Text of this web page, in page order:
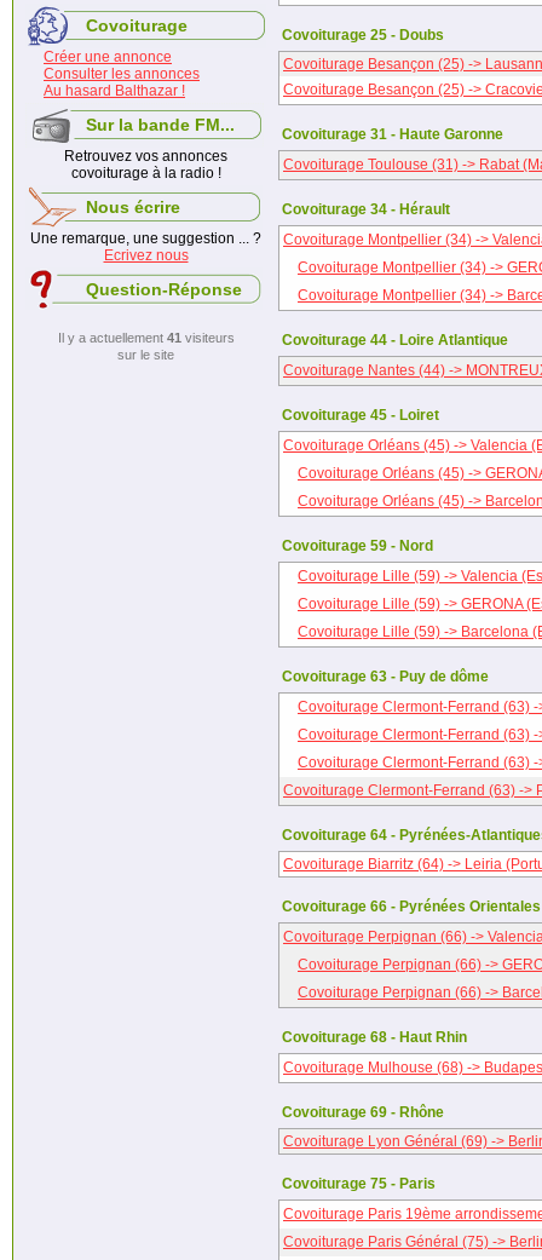
Covoiturage
Créer une annonce
Consulter les annonces
Au hasard Balthazar !
Sur la bande FM...
Retrouvez vos annonces
covoiturage à la radio !
Nous écrire
Une remarque, une suggestion ... ?
Ecrivez nous
Question-Réponse
Il y a actuellement 41 visiteurs
sur le site
Covoiturage 25 - Doubs
Covoiturage Besançon (25) ->
Covoiturage Besançon (25) ->
Covoiturage 31 - Haute Garonne
Covoiturage Toulouse (31) -> Rabat
Covoiturage 34 - Hérault
Covoiturage Montpellier (34) ->
Covoiturage Montpellier (34) ->
Covoiturage Montpellier (34) ->
Covoiturage 44 - Loire Atlantique
Covoiturage Nantes (44) ->
Covoiturage 45 - Loiret
Covoiturage Orléans (45) -> Valencia
Covoiturage Orléans (45) ->
Covoiturage Orléans (45) ->
Covoiturage 59 - Nord
Covoiturage Lille (59) -> Valencia
Covoiturage Lille (59) -> GERONA
Covoiturage Lille (59) -> Barcelona
Covoiturage 63 - Puy de dôme
Covoiturage Clermont-Ferrand (63)
Covoiturage Clermont-Ferrand (63)
Covoiturage Clermont-Ferrand (63)
Covoiturage Clermont-Ferrand (63) ->
Covoiturage 64 - Pyrénées-
Covoiturage Biarritz (64) -> Leiria
Covoiturage 66 - Pyrénées Orientales
Covoiturage Perpignan (66) ->
Covoiturage Perpignan (66) ->
Covoiturage Perpignan (66) ->
Covoiturage 68 - Haut Rhin
Covoiturage Mulhouse (68) ->
Covoiturage 69 - Rhône
Covoiturage Lyon Général (69) ->
Covoiturage 75 - Paris
Covoiturage Paris 19ème
Covoiturage Paris Général (75) ->